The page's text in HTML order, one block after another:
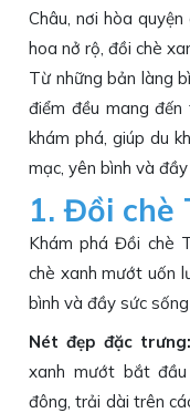
Châu, nơi hòa
hoa nở rộ, đồi chè
Từ những bản làng
điểm đều mang
khám phá, giúp du
mạc, yên bình và
1. Đồi chè
Khám phá Đồi chè
chè xanh mướt uốn
bình và đầy sức
Nét đẹp đặc trưng:
xanh mướt bắt
đông, trải dài trên